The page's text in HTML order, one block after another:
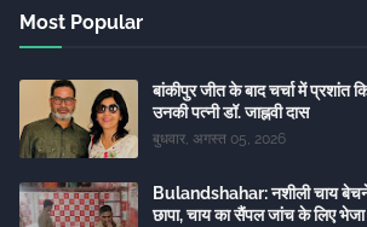
Most Popular
बांकीपुर जीत के बाद चर्चा में प्रशांत
उनकी पत्नी डॉ. जाह्नवी दास
बुधवार, अगस्त 05, 2026
Bulandshahar: नशीली चाय
छापा, चाय का सैंपल जांच के लिए भेजा